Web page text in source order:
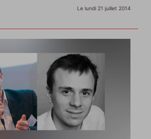
Le lundi 21 juillet 2014